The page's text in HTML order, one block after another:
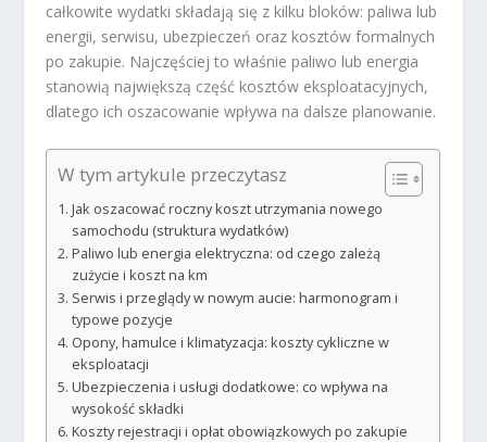
całkowite wydatki składają się z kilku bloków: paliwa lub
energii, serwisu, ubezpieczeń oraz kosztów formalnych
po zakupie. Najczęściej to właśnie paliwo lub energia
stanowią największą część kosztów eksploatacyjnych,
dlatego ich oszacowanie wpływa na dalsze planowanie.
W tym artykule przeczytasz
Jak oszacować roczny koszt utrzymania nowego
samochodu (struktura wydatków)
Paliwo lub energia elektryczna: od czego zależą
zużycie i koszt na km
Serwis i przeglądy w nowym aucie: harmonogram i
typowe pozycje
Opony, hamulce i klimatyzacja: koszty cykliczne w
eksploatacji
Ubezpieczenia i usługi dodatkowe: co wpływa na
wysokość składki
Koszty rejestracji i opłat obowiązkowych po zakupie